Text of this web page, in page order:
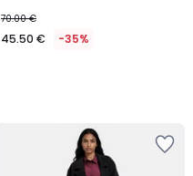
70.00 €
45.50 € -35%